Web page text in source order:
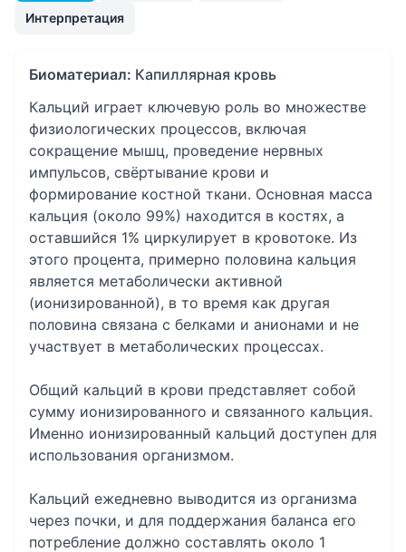
Интерпретация
Биоматериал: Капиллярная кровь
Кальций играет ключевую роль во множестве
физиологических процессов, включая
сокращение мышц, проведение нервных
импульсов, свёртывание крови и
формирование костной ткани. Основная масса
кальция (около 99%) находится в костях, а
оставшийся 1% циркулирует в кровотоке. Из
этого процента, примерно половина кальция
является метаболически активной
(ионизированной), в то время как другая
половина связана с белками и анионами и не
участвует в метаболических процессах.
Общий кальций в крови представляет собой
сумму ионизированного и связанного кальция.
Именно ионизированный кальций доступен для
использования организмом.
Кальций ежедневно выводится из организма
через почки, и для поддержания баланса его
потребление должно составлять около 1